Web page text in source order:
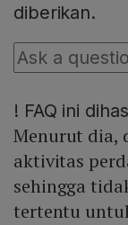
diberikan.
! FAQ ini
Menurut dia,
aktivitas
sehingga
tertentu